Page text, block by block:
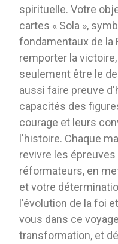
spirituelle. Votre
cartes « Sola »,
fondamentaux de la
remporter la
seulement être le
aussi faire preuve
capacités des
courage et leurs
l'histoire. Chaque
revivre les
réformateurs, en
et votre
l'évolution de la foi
vous dans ce
transformation, et